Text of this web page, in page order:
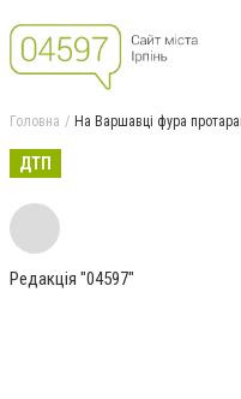
Головна На Варшавці фура
ДТП
Редакція "04597"